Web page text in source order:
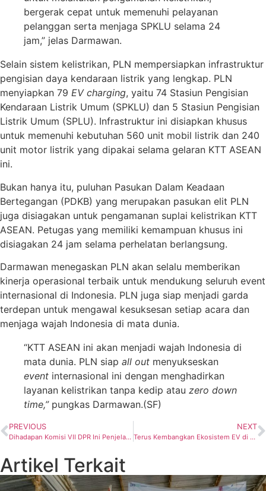
bergerak cepat untuk memenuhi pelayanan
pelanggan serta menjaga SPKLU selama 24
jam,” jelas Darmawan.
Selain sistem kelistrikan, PLN mempersiapkan infrastruktur
pengisian daya kendaraan listrik yang lengkap. PLN
menyiapkan 79 EV charging, yaitu 74 Stasiun Pengisian
Kendaraan Listrik Umum (SPKLU) dan 5 Stasiun Pengisian
Listrik Umum (SPLU). Infrastruktur ini disiapkan khusus
untuk memenuhi kebutuhan 560 unit mobil listrik dan 240
unit motor listrik yang dipakai selama gelaran KTT ASEAN
ini.
Bukan hanya itu, puluhan Pasukan Dalam Keadaan
Bertegangan (PDKB) yang merupakan pasukan elit PLN
juga disiagakan untuk pengamanan suplai kelistrikan KTT
ASEAN. Petugas yang memiliki kemampuan khusus ini
disiagakan 24 jam selama perhelatan berlangsung.
Darmawan menegaskan PLN akan selalu memberikan
kinerja operasional terbaik untuk mendukung seluruh event
internasional di Indonesia. PLN juga siap menjadi garda
terdepan untuk mengawal kesuksesan setiap acara dan
menjaga wajah Indonesia di mata dunia.
“KTT ASEAN ini akan menjadi wajah Indonesia di
mata dunia. PLN siap all out menyukseskan
event internasional ini dengan menghadirkan
layanan kelistrikan tanpa kedip atau zero down
time,”pungkas Darmawan.(SF)
PREVIOUS
Dihadapan Komisi VII DPR Ini Penjelasan Arifin Tasrif Atas Rekomendasi BPK
NEXT
Terus Kembangkan Ekosistem EV di Jabodetabek, PLN Gandeng Pemprov DKI dan Astra
Artikel Terkait